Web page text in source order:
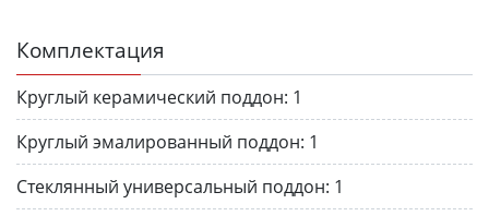
Комплектация
Круглый керамический поддон: 1
Круглый эмалированный поддон: 1
Стеклянный универсальный поддон: 1